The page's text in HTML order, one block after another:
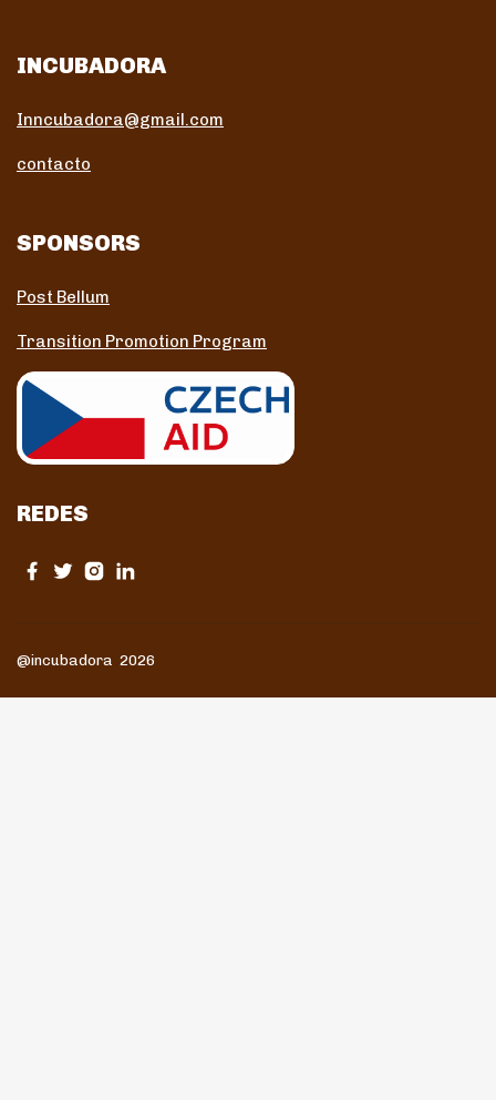
INCUBADORA
Inncubadora@gmail.com
contacto
SPONSORS
Post Bellum
Transition Promotion Program
REDES
@incubadora 2026